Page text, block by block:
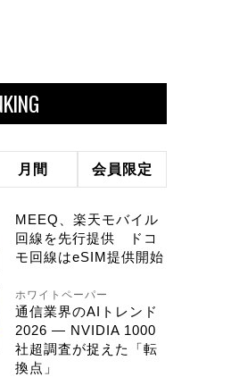
月間 会員限定
MEEQ、楽天モバイル
回線を先行提供 ドコ
モ回線はeSIM提供開始
ホワイトペーパー
通信業界のAIトレンド
2026 ― NVIDIA 1000
社超調査が捉えた「転
換点」